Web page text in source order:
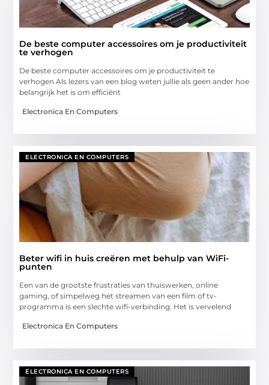
De beste computer accessoires om je productiviteit
te verhogen
De beste computer accessoires om je productiviteit te
verhogen Als lezers van een blog weten jullie als geen ander hoe
belangrijk het is om efficiënt
Electronica En Computers
ELECTRONICA EN COMPUTERS
Beter wifi in huis creëren met behulp van WiFi-
punten
Een van de grootste frustraties van thuiswerken, online
gaming, of simpelweg het streamen van een film of tv-
programma is een slechte wifi-verbinding. Het is vervelend
Electronica En Computers
ELECTRONICA EN COMPUTERS